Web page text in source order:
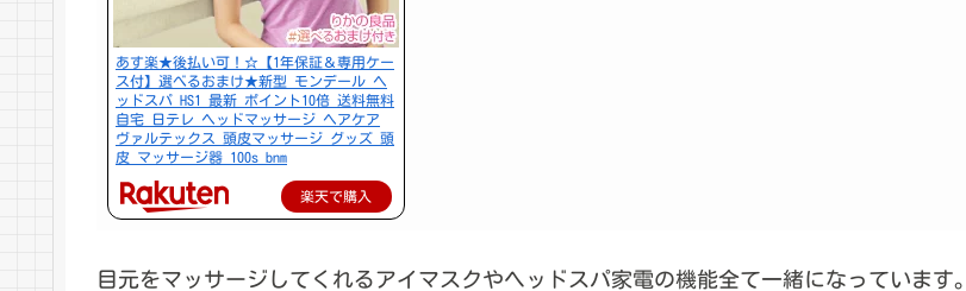
あす楽★後払い可！☆【1年保証＆専用ケー
ス付】選べるおまけ★新型 モンデール ヘ
ッドスパ HS1 最新 ポイント10倍 送料無料
自宅 日テレ ヘッドマッサージ ヘアケア
ヴァルテックス 頭皮マッサージ グッズ 頭
皮 マッサージ器 100s bnm
楽天で購入
目元をマッサージしてくれるアイマスクやヘッドスパ家電の機能全て一緒になっています。